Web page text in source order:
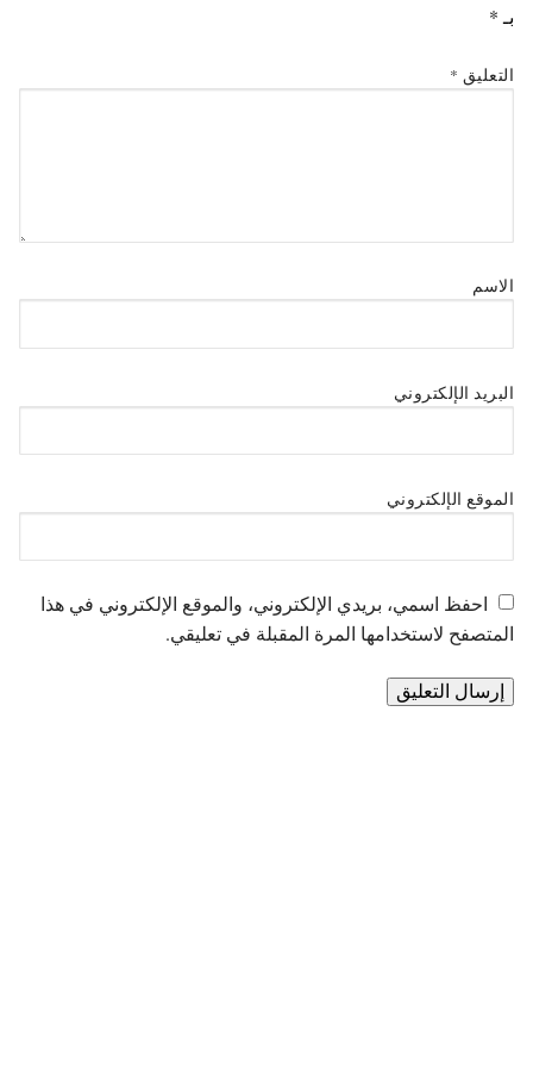
بـ *
التعليق *
الاسم
البريد الإلكتروني
الموقع الإلكتروني
احفظ اسمي، بريدي الإلكتروني، والموقع الإلكتروني في هذا
المتصفح لاستخدامها المرة المقبلة في تعليقي.